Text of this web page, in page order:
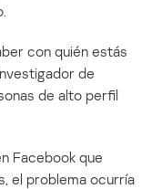
con quién estás
de
de alto perfil
Facebook que
el problema ocurría